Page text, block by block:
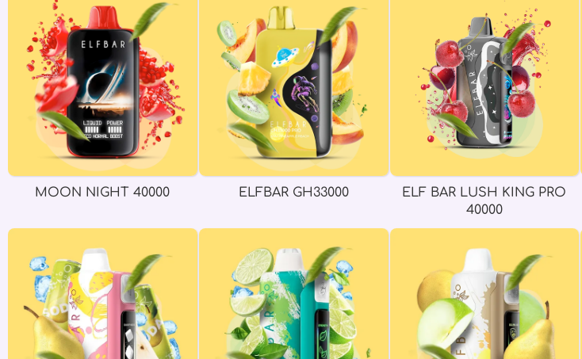
MOON NIGHT 40000 ELFBAR GH33000
ELF BAR LUSH KING PRO
40000